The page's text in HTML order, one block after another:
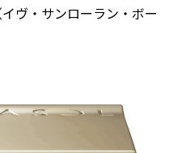
ヴ・サンローラン・ボー